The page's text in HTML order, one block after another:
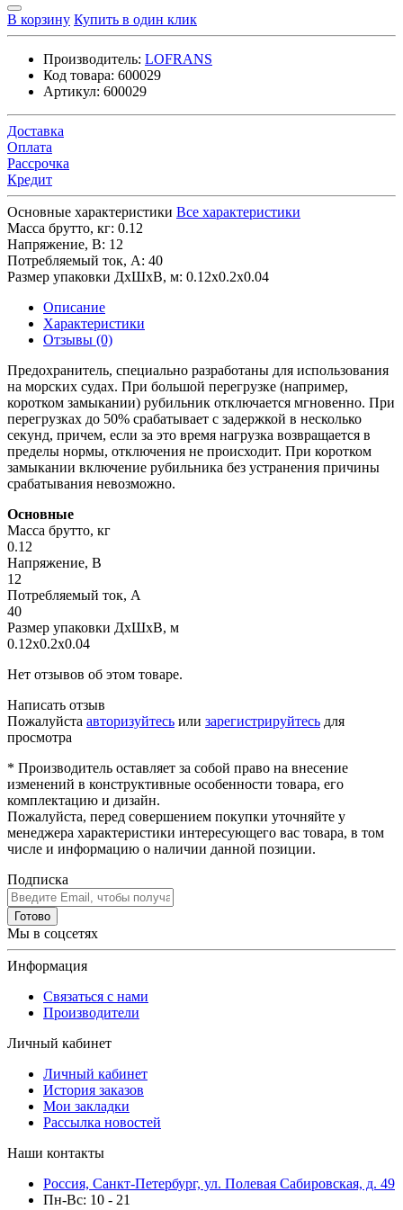
В корзину Купить в один клик
Производитель: LOFRANS
Код товара: 600029
Артикул: 600029
Доставка
Оплата
Рассрочка
Кредит
Основные характеристики Все характеристики
Масса брутто, кг: 0.12
Напряжение, В: 12
Потребляемый ток, А: 40
Размер упаковки ДхШхВ, м: 0.12x0.2x0.04
Описание
Характеристики
Отзывы (0)
Предохранитель, специально разработаны для использования
на морских судах. При большой перегрузке (например,
коротком замыкании) рубильник отключается мгновенно. При
перегрузках до 50% срабатывает с задержкой в несколько
секунд, причем, если за это время нагрузка возвращается в
пределы нормы, отключения не происходит. При коротком
замыкании включение рубильника без устранения причины
срабатывания невозможно.
Основные
Масса брутто, кг
0.12
Напряжение, В
12
Потребляемый ток, А
40
Размер упаковки ДхШхВ, м
0.12x0.2x0.04
Нет отзывов об этом товаре.
Написать отзыв
Пожалуйста авторизуйтесь или зарегистрируйтесь для
просмотра
* Производитель оставляет за собой право на внесение
изменений в конструктивные особенности товара, его
комплектацию и дизайн.
Пожалуйста, перед совершением покупки уточняйте у
менеджера характеристики интересующего вас товара, в том
числе и информацию о наличии данной позиции.
Подписка
Готово
Мы в соцсетях
Информация
Связаться с нами
Производители
Личный кабинет
Личный кабинет
История заказов
Мои закладки
Рассылка новостей
Наши контакты
Россия, Санкт-Петербург, ул. Полевая Сабировская, д. 49
Пн-Вс: 10 - 21